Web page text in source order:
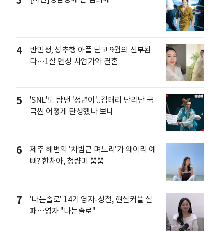
4
반민정, 성추행 아픔 딛고 9월의 신부된
다…1살 연상 사업가와 결혼
5
'SNL'도 탐낸 '정년이'..김태리 난리난 국
극씬 어떻게 탄생했나 보니
6
제주 해변의 '차범근 며느리'가 왜이리 예
뻐? 한채아, 청량미 뿜뿜
7
'나는솔로' 14기 영자-상철, 현실커플 실
패…영자 "나는솔로"